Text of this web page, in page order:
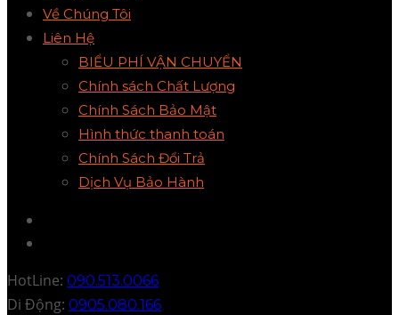
Về Chúng Tôi
Liên Hệ
BIỂU PHÍ VẬN CHUYỂN
Chính sách Chất Lượng
Chính Sách Bảo Mật
Hình thức thanh toán
Chính Sách Đổi Trả
Dịch Vụ Bảo Hành
HotLine: 090.513.0066
Di Động: 0905.080.166